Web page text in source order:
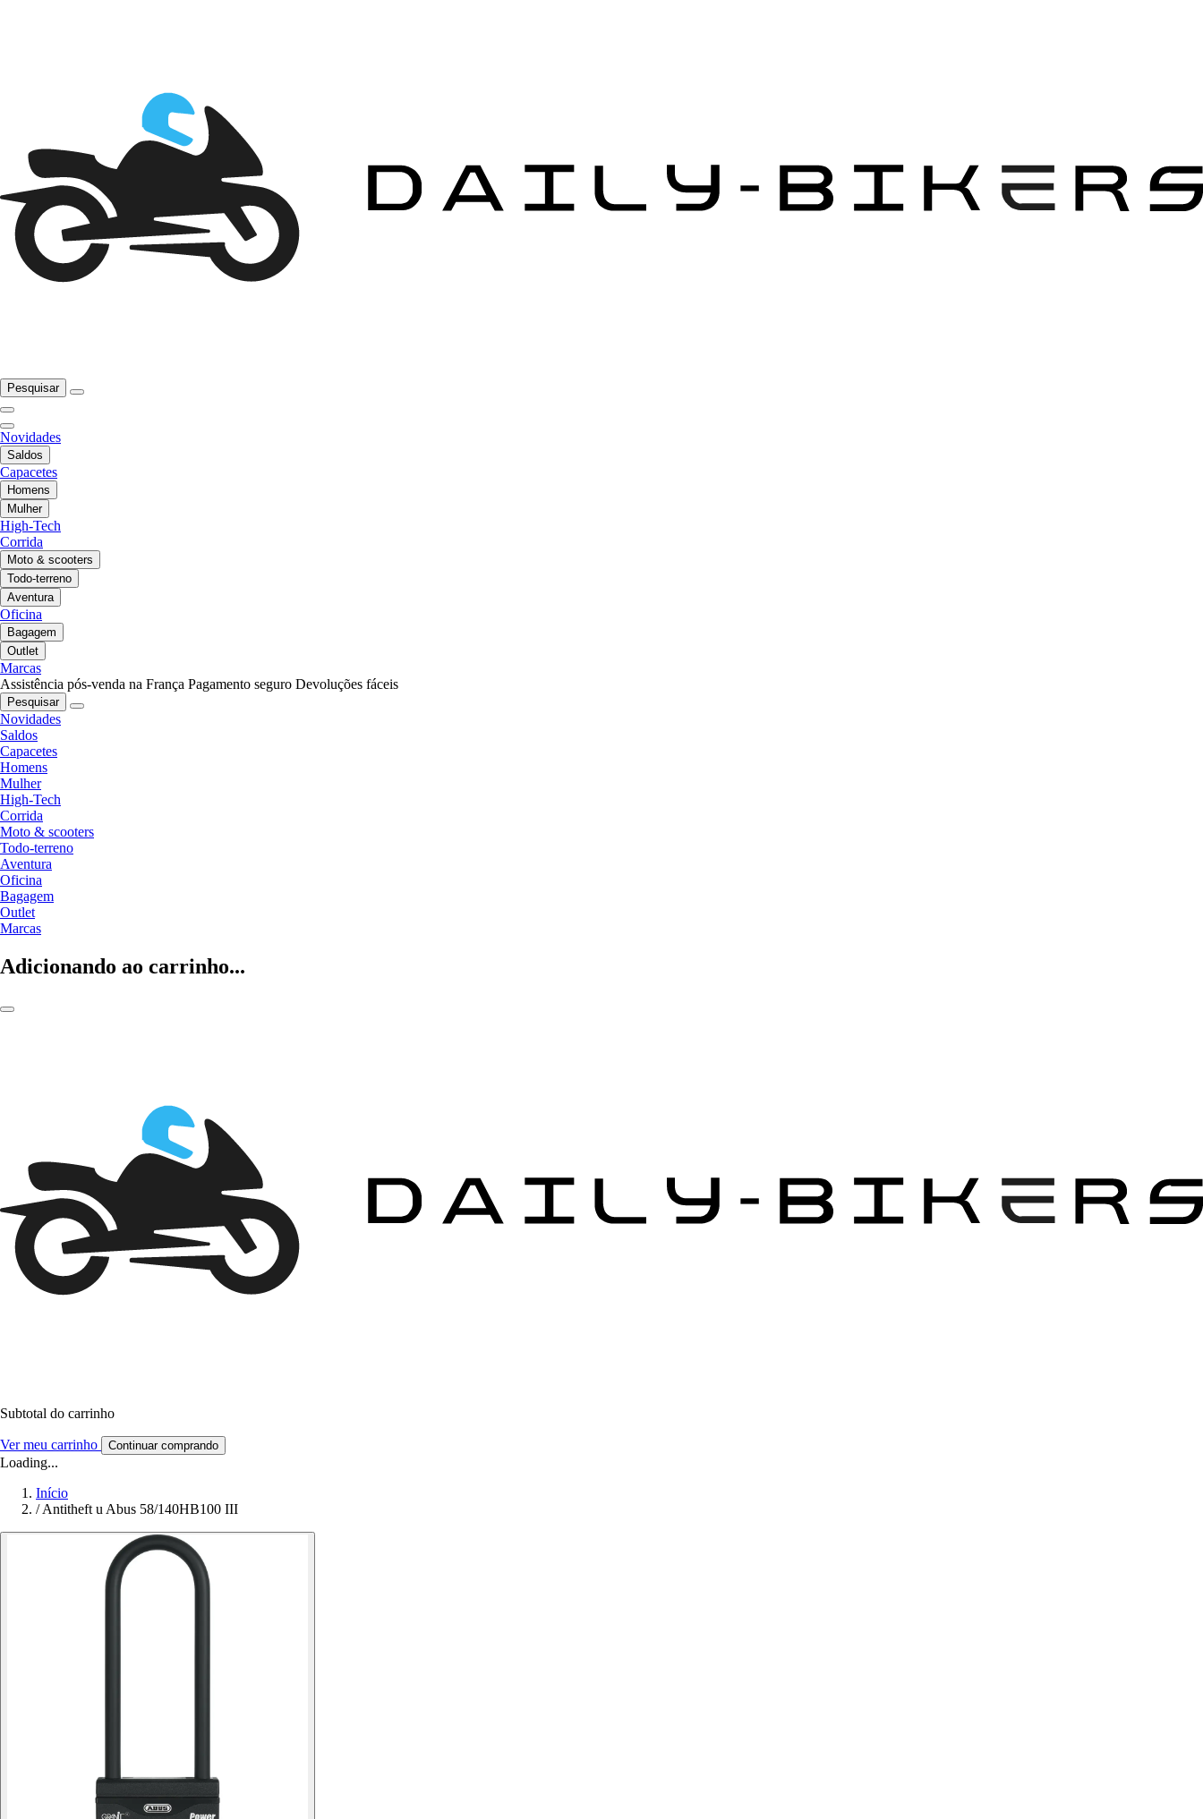
Pesquisar
Novidades
Saldos
Capacetes
Homens
Mulher
High-Tech
Corrida
Moto & scooters
Todo-terreno
Aventura
Oficina
Bagagem
Outlet
Marcas
Assistência pós-venda na França Pagamento seguro Devoluções fáceis
Pesquisar
Novidades
Saldos
Capacetes
Homens
Mulher
High-Tech
Corrida
Moto & scooters
Todo-terreno
Aventura
Oficina
Bagagem
Outlet
Marcas
Adicionando ao carrinho...
Subtotal do carrinho
Ver meu carrinho Continuar comprando
Loading...
Início
/ Antitheft u Abus 58/140HB100 III